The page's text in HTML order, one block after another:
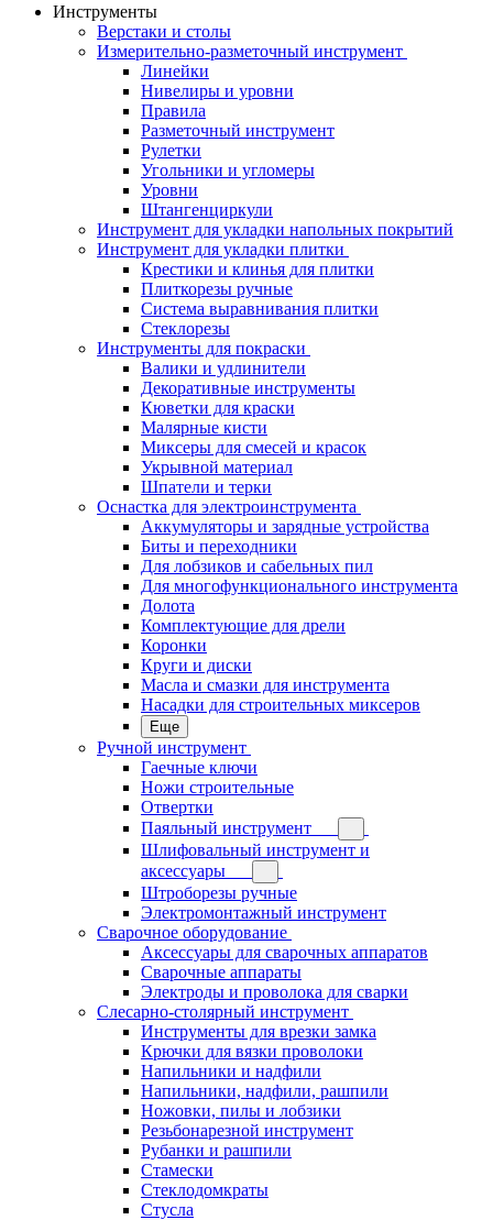
Инструменты
Верстаки и столы
Измерительно-разметочный инструмент
Линейки
Нивелиры и уровни
Правила
Разметочный инструмент
Рулетки
Угольники и угломеры
Уровни
Штангенциркули
Инструмент для укладки напольных покрытий
Инструмент для укладки плитки
Крестики и клинья для плитки
Плиткорезы ручные
Система выравнивания плитки
Стеклорезы
Инструменты для покраски
Валики и удлинители
Декоративные инструменты
Кюветки для краски
Малярные кисти
Миксеры для смесей и красок
Укрывной материал
Шпатели и терки
Оснастка для электроинструмента
Аккумуляторы и зарядные устройства
Биты и переходники
Для лобзиков и сабельных пил
Для многофункционального инструмента
Долота
Комплектующие для дрели
Коронки
Круги и диски
Масла и смазки для инструмента
Насадки для строительных миксеров
Еще
Ручной инструмент
Гаечные ключи
Ножи строительные
Отвертки
Паяльный инструмент
Шлифовальный инструмент и
аксессуары
Штроборезы ручные
Электромонтажный инструмент
Сварочное оборудование
Аксессуары для сварочных аппаратов
Сварочные аппараты
Электроды и проволока для сварки
Слесарно-столярный инструмент
Инструменты для врезки замка
Крючки для вязки проволоки
Напильники и надфили
Напильники, надфили, рашпили
Ножовки, пилы и лобзики
Резьбонарезной инструмент
Рубанки и рашпили
Стамески
Стеклодомкраты
Стусла